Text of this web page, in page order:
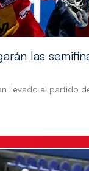
las
llevado el partido